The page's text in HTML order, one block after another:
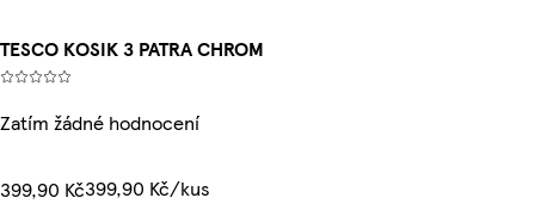
TESCO KOSIK 3 PATRA CHROM
Zatím žádné hodnocení
399,90 Kč399,90 Kč/kus